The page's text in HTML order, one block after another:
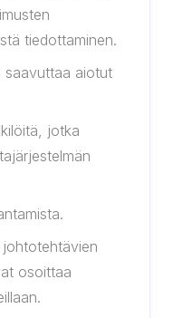
tiedottaminen.
saavuttaa aiotut
jotka
johtotehtävien
osoittaa